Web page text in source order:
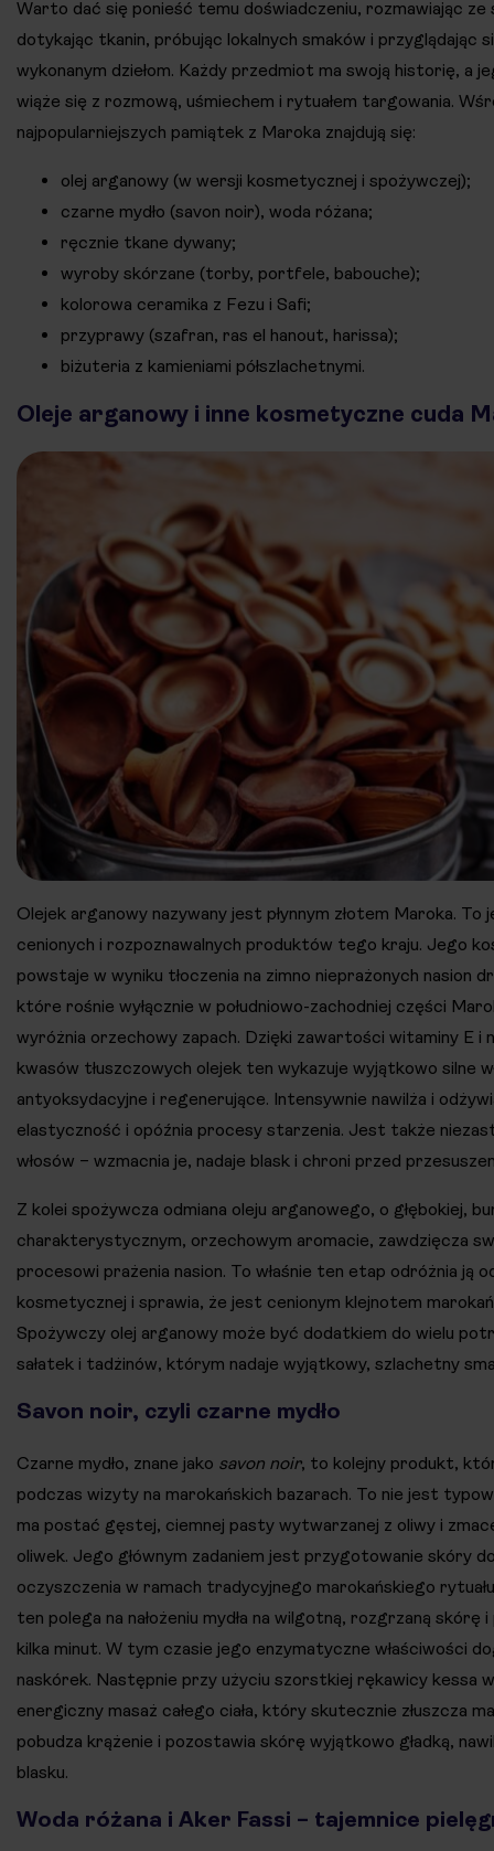
Warto dać się ponieść temu doświadczeniu, rozmawiając ze
dotykając tkanin, próbując lokalnych smaków i przyglądając
wykonanym dziełom. Każdy przedmiot ma swoją historię, a
wiąże się z rozmową, uśmiechem i rytuałem targowania.
najpopularniejszych pamiątek z Maroka znajdują się:
olej arganowy (w wersji kosmetycznej i spożywczej);
czarne mydło (savon noir), woda różana;
ręcznie tkane dywany;
wyroby skórzane (torby, portfele, babouche);
kolorowa ceramika z Fezu i Safi;
przyprawy (szafran, ras el hanout, harissa);
biżuteria z kamieniami półszlachetnymi.
Oleje arganowy i inne kosmetyczne cuda
Olejek arganowy nazywany jest płynnym złotem Maroka. To
cenionych i rozpoznawalnych produktów tego kraju. Jego
powstaje w wyniku tłoczenia na zimno nieprażonych nasion
które rośnie wyłącznie w południowo-zachodniej części
wyróżnia orzechowy zapach. Dzięki zawartości witaminy E i
kwasów tłuszczowych olejek ten wykazuje wyjątkowo silne
antyoksydacyjne i regenerujące. Intensywnie nawilża i
elastyczność i opóźnia procesy starzenia. Jest także
włosów – wzmacnia je, nadaje blask i chroni przed
Z kolei spożywcza odmiana oleju arganowego, o głębokiej,
charakterystycznym, orzechowym aromacie, zawdzięcza
procesowi prażenia nasion. To właśnie ten etap odróżnia ją
kosmetycznej i sprawia, że jest cenionym klejnotem
Spożywczy olej arganowy może być dodatkiem do wielu
sałatek i tadżinów, którym nadaje wyjątkowy, szlachetny
Savon noir, czyli czarne mydło
Czarne mydło, znane jako savon noir, to kolejny produkt,
podczas wizyty na marokańskich bazarach. To nie jest
ma postać gęstej, ciemnej pasty wytwarzanej z oliwy i
oliwek. Jego głównym zadaniem jest przygotowanie skóry
oczyszczenia w ramach tradycyjnego marokańskiego
ten polega na nałożeniu mydła na wilgotną, rozgrzaną skórę
kilka minut. W tym czasie jego enzymatyczne właściwości
naskórek. Następnie przy użyciu szorstkiej rękawicy kessa
energiczny masaż całego ciała, który skutecznie złuszcza
pobudza krążenie i pozostawia skórę wyjątkowo gładką,
blasku.
Woda różana i Aker Fassi – tajemnice